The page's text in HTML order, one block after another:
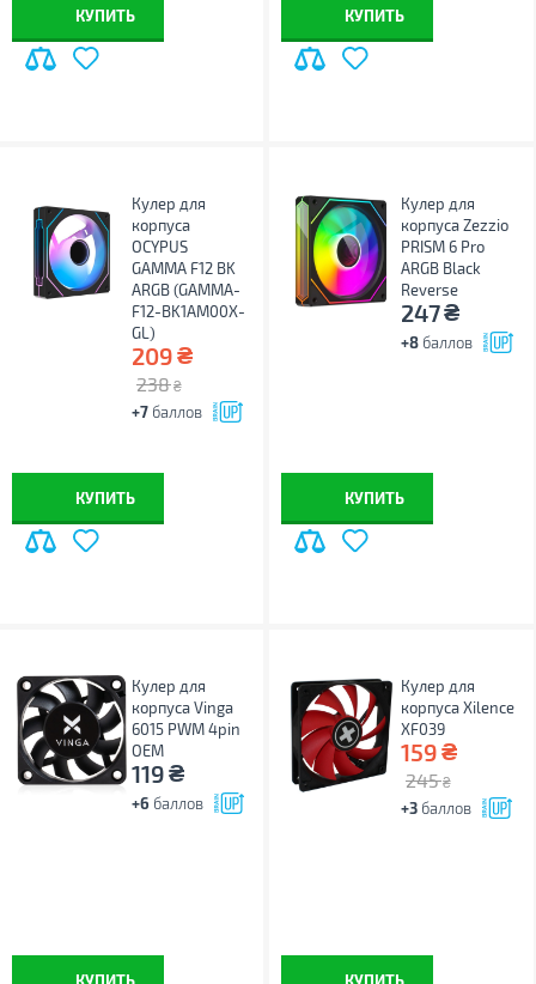
КУПИТЬ КУПИТЬ
Кулер для
корпуса
OCYPUS
GAMMA F12 BK
ARGB (GAMMA-
F12-BK1AM00X-
GL)
209₴
238 ₴
+7 баллов
КУПИТЬ
Кулер для
корпуса Zezzio
PRISM 6 Pro
ARGB Black
Reverse
247₴
+8 баллов
КУПИТЬ
Кулер для
корпуса Vinga
6015 PWM 4pin
ОЕМ
119₴
+6 баллов
КУПИТЬ
Кулер для
корпуса Xilence
XF039
159₴
245 ₴
+3 баллов
КУПИТЬ